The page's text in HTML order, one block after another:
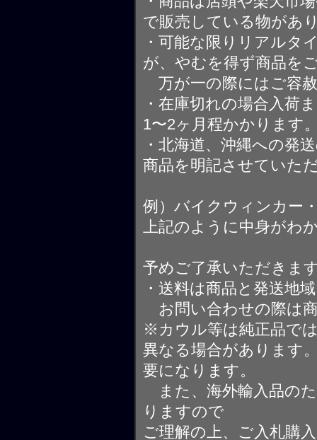
で販売している物があ
・可能な限りリアルタ
が、やむを得ず商品を
万が一の際にはご容
・在庫切れの場合入荷
1〜2ヶ月程かかります
・北海道、沖縄への発
商品を明記させていた
例）バイクウィンカー
上記のように中身がわ
予めご了承いただきま
・送料は商品と発送地
お問い合わせの際は
※カウル等は純正品で
異なる場合があります
要になります。
また、海外輸入品の
りますので
ご理解の上、ご入札購